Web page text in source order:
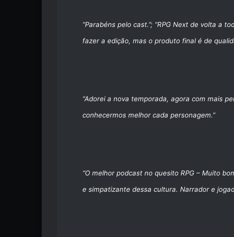
“Parabéns pelo cast.”; “RPG Next de volta a
fazer a edição, mas o produto final é de
“Adorei a nova temporada, agora com mais
conhecermos melhor cada personagem.”
“O melhor podcast no quesito RPG – Muito
e simpatizante dessa cultura. Narrador e